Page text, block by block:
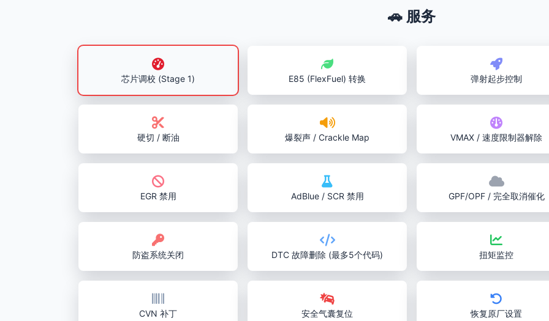
🚗 服务
芯片调校 (Stage 1) E85 (FlexFuel) 转换 弹射起步控制
硬切 / 断油 爆裂声 / Crackle Map VMAX / 速度限制器解除
EGR 禁用 AdBlue / SCR 禁用 GPF/OPF / 完全取消催化
防盗系统关闭 DTC 故障删除 (最多5个代码) 扭矩监控
CVN 补丁 安全气囊复位 恢复原厂设置